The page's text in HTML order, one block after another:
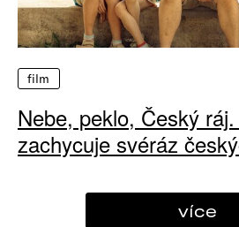
film
Nebe, peklo, Český
zachycuje svéráz
více